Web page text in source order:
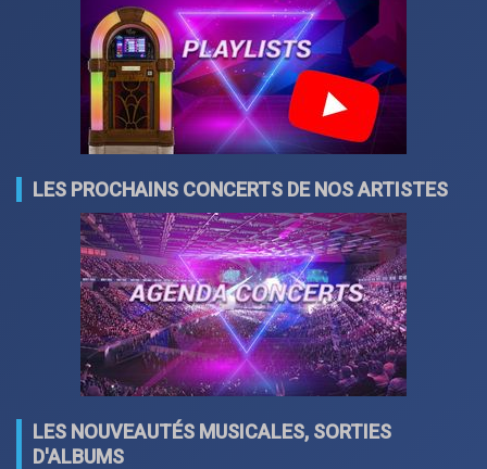
LES PROCHAINS CONCERTS DE NOS ARTISTES
LES NOUVEAUTÉS MUSICALES, SORTIES
D'ALBUMS